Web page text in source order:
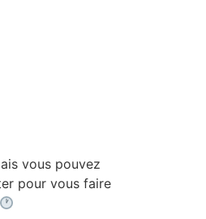
vous pouvez
pour vous faire